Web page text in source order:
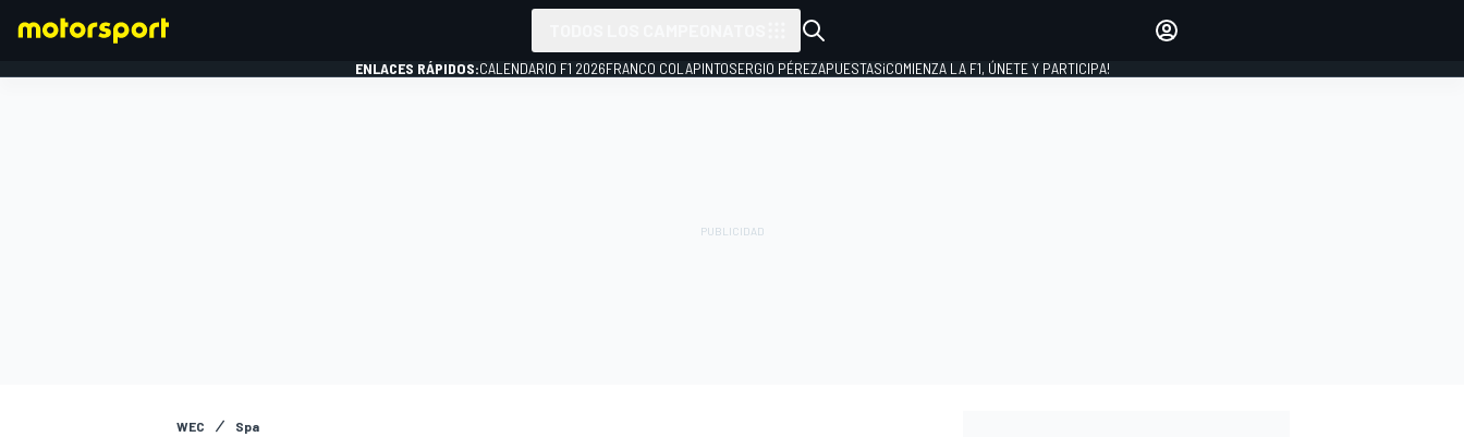
INICIAR SESIÓN
ENLACES RÁPIDOS:CALENDARIO F1 2026FRANCO COLAPINTOSERGIO PÉREZAPUESTAS¡COMIENZA LA F1, ÚNETE Y PARTICIPA!
WEC Spa